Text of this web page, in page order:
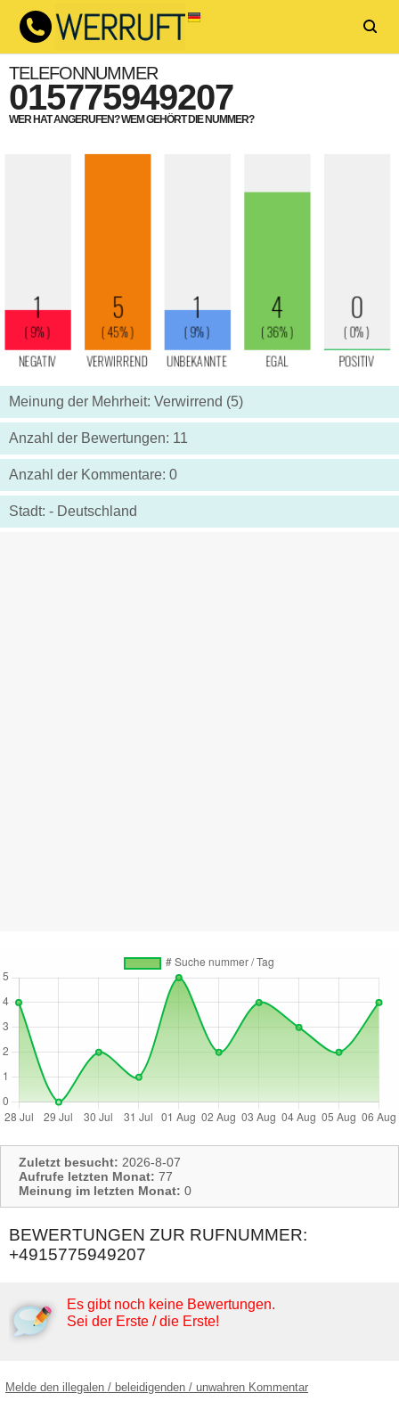
TELEFONNUMMER
015775949207
WER HAT ANGERUFEN? WEM GEHÖRT DIE NUMMER?
Meinung der Mehrheit: Verwirrend (5)
Anzahl der Bewertungen: 11
Anzahl der Kommentare: 0
Stadt: - Deutschland
Zuletzt besucht: 2026-8-07
Aufrufe letzten Monat: 77
Meinung im letzten Monat: 0
BEWERTUNGEN ZUR RUFNUMMER:
+4915775949207
Es gibt noch keine Bewertungen.
Sei der Erste / die Erste!
Melde den illegalen / beleidigenden / unwahren Kommentar